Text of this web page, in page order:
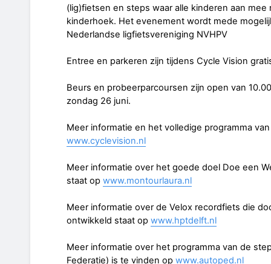
(lig)fietsen en steps waar alle kinderen aan
kinderhoek. Het evenement wordt mede
Nederlandse ligfietsvereniging NVHPV
Entree en parkeren zijn tijdens Cycle Vision
Beurs en probeerparcoursen zijn open van
zondag 26 juni.
Meer informatie en het volledige programma
www.cyclevision.nl
Meer informatie over het goede doel Doe een
staat op www.montourlaura.nl
Meer informatie over de Velox recordfiets die
ontwikkeld staat op www.hptdelft.nl
Meer informatie over het programma van de
Federatie) is te vinden op www.autoped.nl